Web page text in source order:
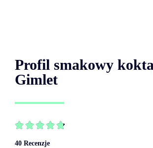
Profil smakowy
Gimlet

40 Recenzje